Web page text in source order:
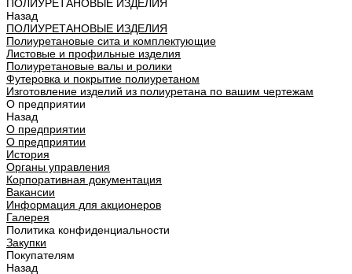
ПОЛИУРЕТАНОВЫЕ ИЗДЕЛИЯ
Назад
ПОЛИУРЕТАНОВЫЕ ИЗДЕЛИЯ
Полиуретановые сита и комплектующие
Листовые и профильные изделия
Полиуретановые валы и ролики
Футеровка и покрытие полиуретаном
Изготовление изделий из полиуретана по вашим чертежам
О предприятии
Назад
О предприятии
О предприятии
История
Органы управления
Корпоративная документация
Вакансии
Информация для акционеров
Галерея
Политика конфиденциальности
Закупки
Покупателям
Назад